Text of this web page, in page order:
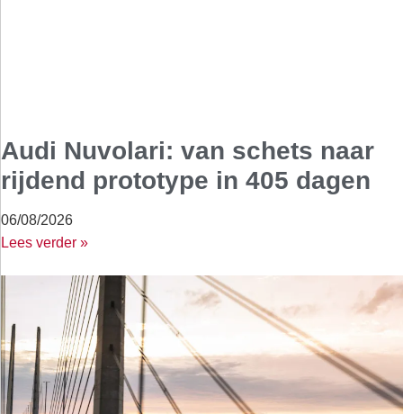
Audi Nuvolari: van schets naar
rijdend prototype in 405 dagen
06/08/2026
Lees verder »